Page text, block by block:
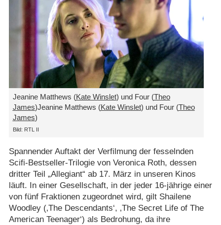
Jeanine Matthews (Kate Winslet) und Four (Theo
James)Jeanine Matthews (Kate Winslet) und Four (Theo
James)
Bild: RTL II
Spannender Auftakt der Verfilmung der fesselnden
Scifi-Bestseller-Trilogie von Veronica Roth, dessen
dritter Teil „Allegiant“ ab 17. März in unseren Kinos
läuft. In einer Gesellschaft, in der jeder 16-jährige einer
von fünf Fraktionen zugeordnet wird, gilt Shailene
Woodley (‚The Descendants‘, ‚The Secret Life of The
American Teenager‘) als Bedrohung, da ihre